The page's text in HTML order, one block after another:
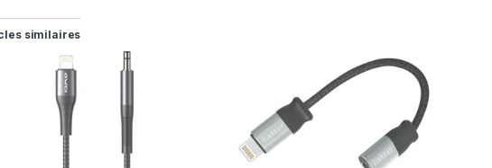
similaires